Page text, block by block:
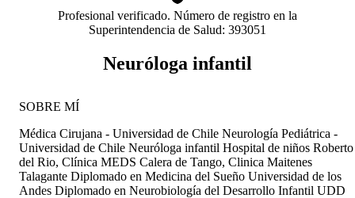
Profesional verificado. Número de registro en la
Superintendencia de Salud: 393051
Neuróloga infantil
SOBRE MÍ
Médica Cirujana - Universidad de Chile Neurología Pediátrica -
Universidad de Chile Neuróloga infantil Hospital de niños Roberto
del Rio, Clínica MEDS Calera de Tango, Clinica Maitenes
Talagante Diplomado en Medicina del Sueño Universidad de los
Andes Diplomado en Neurobiología del Desarrollo Infantil UDD